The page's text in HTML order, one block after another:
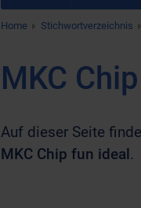
Home Stichwortverzeichnis
MKC
Auf dieser Seite
MKC Chip fun ideal.